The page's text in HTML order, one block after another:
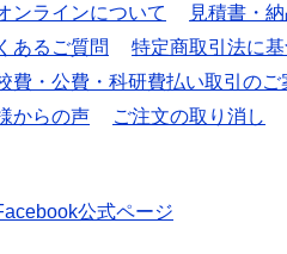
ンラインについて
見積書・
あるご質問
特定商取引法に
費・公費・科研費払い取引のご
からの声 ご注文の取り消し
公式ページ